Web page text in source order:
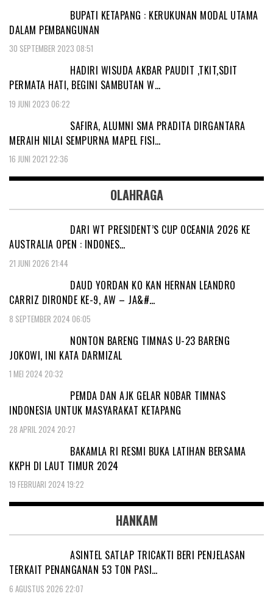
BUPATI KETAPANG : KERUKUNAN MODAL UTAMA
DALAM PEMBANGUNAN
30 SEPTEMBER 2023 08:51
HADIRI WISUDA AKBAR PAUDIT ,TKIT,SDIT
PERMATA HATI, BEGINI SAMBUTAN W…
19 JUNI 2023 06:22
SAFIRA, ALUMNI SMA PRADITA DIRGANTARA
MERAIH NILAI SEMPURNA MAPEL FISI…
16 JUNI 2021 22:36
OLAHRAGA
DARI WT PRESIDENT’S CUP OCEANIA 2026 KE
AUSTRALIA OPEN : INDONES…
21 JUNI 2026 21:44
DAUD YORDAN KO KAN HERNAN LEANDRO
CARRIZ DIRONDE KE-9, AW – JA&#…
8 SEPTEMBER 2024 06:05
NONTON BARENG TIMNAS U-23 BARENG
JOKOWI, INI KATA DARMIZAL
1 MEI 2024 20:32
PEMDA DAN AJK GELAR NOBAR TIMNAS
INDONESIA UNTUK MASYARAKAT KETAPANG
28 APRIL 2024 20:27
BAKAMLA RI RESMI BUKA LATIHAN BERSAMA
KKPH DI LAUT TIMUR 2024
19 FEBRUARI 2024 19:22
HANKAM
ASINTEL SATLAP TRICAKTI BERI PENJELASAN
TERKAIT PENANGANAN 53 TON PASI…
6 AGUSTUS 2026 22:07